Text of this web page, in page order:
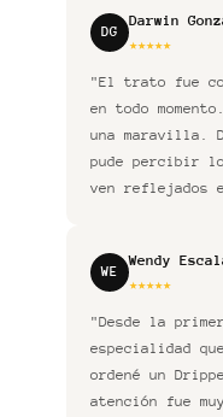
DG
Darwin
★★★★★
"El trato fue
en todo
una maravilla.
pude percibir
ven reflejados
WE
Wendy
★★★★★
"Desde la
especialidad
ordené un
atención fue